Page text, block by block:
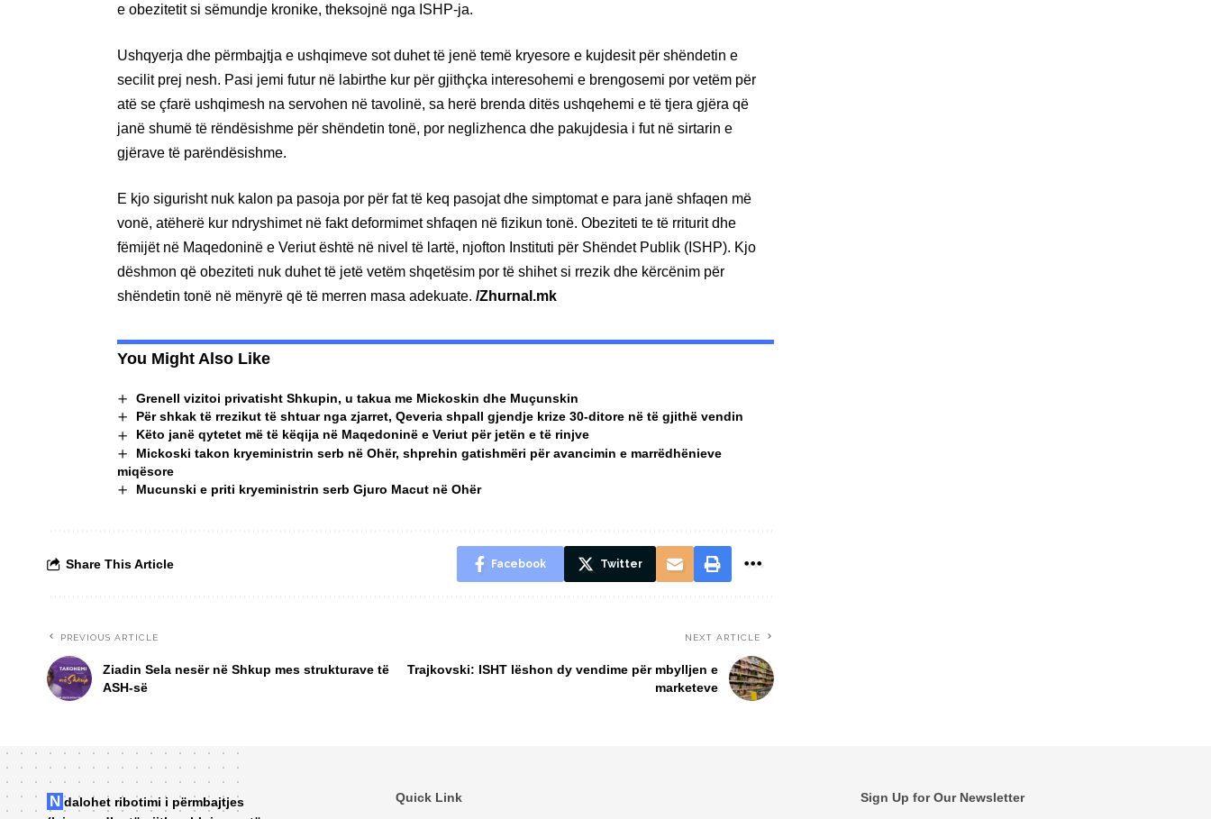
e obezitetit si sëmundje kronike, theksojnë nga ISHP-ja.
Ushqyerja dhe përmbajtja e ushqimeve sot duhet të jenë temë kryesore e kujdesit për shëndetin e
secilit prej nesh. Pasi jemi futur në labirthe kur për gjithçka interesohemi e brengosemi por vetëm për
atë se çfarë ushqimesh na servohen në tavolinë, sa herë brenda ditës ushqehemi e të tjera gjëra që
janë shumë të rëndësishme për shëndetin tonë, por neglizhenca dhe pakujdesia i fut në sirtarin e
gjërave të parëndësishme.
E kjo sigurisht nuk kalon pa pasoja por për fat të keq pasojat dhe simptomat e para janë shfaqen më
vonë, atëherë kur ndryshimet në fakt deformimet shfaqen në fizikun tonë. Obeziteti te të rriturit dhe
fëmijët në Maqedoninë e Veriut është në nivel të lartë, njofton Instituti për Shëndet Publik (ISHP). Kjo
dëshmon që obeziteti nuk duhet të jetë vetëm shqetësim por të shihet si rrezik dhe kërcënim për
shëndetin tonë në mënyrë që të merren masa adekuate. /Zhurnal.mk
You Might Also Like
Grenell vizitoi privatisht Shkupin, u takua me Mickoskin dhe Muçunskin
Për shkak të rrezikut të shtuar nga zjarret, Qeveria shpall gjendje krize 30-ditore në të gjithë vendin
Këto janë qytetet më të këqija në Maqedoninë e Veriut për jetën e të rinjve
Mickoski takon kryeministrin serb në Ohër, shprehin gatishmëri për avancimin e marrëdhënieve
miqësore
Mucunski e priti kryeministrin serb Gjuro Macut në Ohër
Share This Article Facebook Twitter
PREVIOUS ARTICLE
Ziadin Sela nesër në Shkup mes strukturave të
ASH-së
NEXT ARTICLE
Trajkovski: ISHT lëshon dy vendime për mbylljen e
marketeve
Ndalohet ribotimi i përmbajtjes Quick Link Sign Up for Our Newsletter